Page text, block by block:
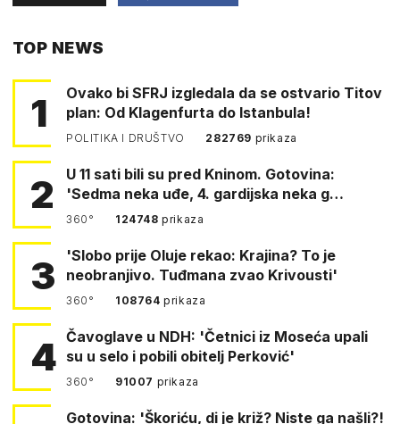
TOP NEWS
1
Ovako bi SFRJ izgledala da se ostvario Titov
plan: Od Klagenfurta do Istanbula!
POLITIKA I DRUŠTVO 282769 prikaza
2
U 11 sati bili su pred Kninom. Gotovina:
'Sedma neka uđe, 4. gardijska neka g…
360° 124748prikaza
3
'Slobo prije Oluje rekao: Krajina? To je
neobranjivo. Tuđmana zvao Krivousti'
360° 108764prikaza
4 Čavoglave u NDH: 'Četnici iz Moseća upali
su u selo i pobili obitelj Perković'
360° 91007 prikaza
Gotovina: 'Škoriću, di je križ? Niste ga našli?!